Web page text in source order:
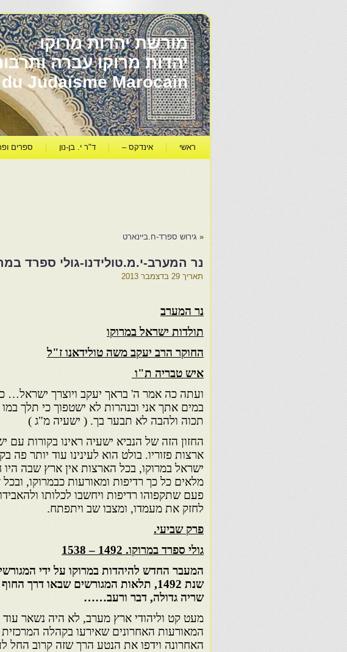
מורשת יהדות מרוקו
Judaïsme Marocain
ראשי אינדקס – ד"ר י. בן-נון ספרים
« גירוש ספרד-ח.ביינארט
נר המערב-י.מ.טולידנו-גולי ספרד במרוקו. 1492
תאריך 29 בדצמבר 2013
נר המערב
תולדות ישראל במרוקו
החוקר הרב יעקב משה טולידאנו ז"ל
איש טבריה ת"ו
ועתה כה אמר ה' בראך יעקב ויוצרך ישראל…
במים אתך אני ובנהרות לא ישטפוך כי תלך
תכוה ולהבה לא תבער בך. ( ישעיה מ"ג )
החזון הזה של הנביא ישעיה ראינו בקורות עם
ארצות פזוריו. בולט הוא לעינינו עוד יותר פה
ישראל במרוקו, בכל הארצות אין ארץ שבה היו
מלאים כל כך רדיפות ומאורעות כבמרוקו,
פעם שתקפוהו רדיפות ויחשבו לכלותו
לחזק את מעמדו, ומצבו שב ויתפתח.
פרק שביעי.
גולי ספרד במרוקו. 1492 – 1538
המעבר החדש להיהדות במרוקו על ידי
שנת 1492, תלאות המגורשים שבאו
שריה גדולה, דבר ורעב……
מעט קט וליהודי ארץ מערב, לא היה נשאר
המאורעות האחרונים שאירעו בקהלה
האחרונה וידפו את הנטע הרך שזה קרוב החל